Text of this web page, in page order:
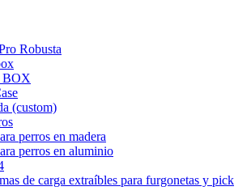
Robusta
BOX
(custom)
perros en madera
perros en aluminio
de carga extraíbles para furgonetas y pick